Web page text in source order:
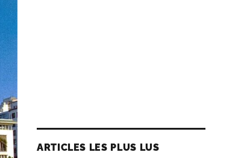
ARTICLES LES PLUS LUS